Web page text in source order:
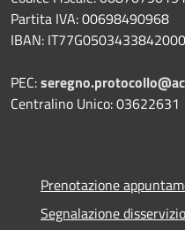
Partita IVA: 00698490968
IBAN:
PEC:
Centralino Unico: 03622631
Prenotazione
Segnalazione disservizio